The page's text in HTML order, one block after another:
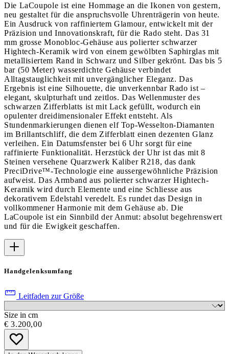
Die LaCoupole ist eine Hommage an die Ikonen von gestern,
neu gestaltet für die anspruchsvolle Uhrenträgerin von heute.
Ein Ausdruck von raffiniertem Glamour, entwickelt mit der
Präzision und Innovationskraft, für die Rado steht. Das 31
mm grosse Monobloc-Gehäuse aus polierter schwarzer
Hightech-Keramik wird von einem gewölbten Saphirglas mit
metallisiertem Rand in Schwarz und Silber gekrönt. Das bis 5
bar (50 Meter) wasserdichte Gehäuse verbindet
Alltagstauglichkeit mit unvergänglicher Eleganz. Das
Ergebnis ist eine Silhouette, die unverkennbar Rado ist –
elegant, skulpturhaft und zeitlos. Das Wellenmuster des
schwarzen Zifferblatts ist mit Lack gefüllt, wodurch ein
opulenter dreidimensionaler Effekt entsteht. Als
Stundenmarkierungen dienen elf Top-Wesselton-Diamanten
im Brillantschliff, die dem Zifferblatt einen dezenten Glanz
verleihen. Ein Datumsfenster bei 6 Uhr sorgt für eine
raffinierte Funktionalität. Herzstück der Uhr ist das mit 8
Steinen versehene Quarzwerk Kaliber R218, das dank
PreciDrive™-Technologie eine aussergewöhnliche Präzision
aufweist. Das Armband aus polierter schwarzer Hightech-
Keramik wird durch Elemente und eine Schliesse aus
dekorativem Edelstahl veredelt. Es rundet das Design in
vollkommener Harmonie mit dem Gehäuse ab. Die
LaCoupole ist ein Sinnbild der Anmut: absolut begehrenswert
und für die Ewigkeit geschaffen.
Handgelenksumfang
Leitfaden zur Größe
Size in cm
€ 3.200,00